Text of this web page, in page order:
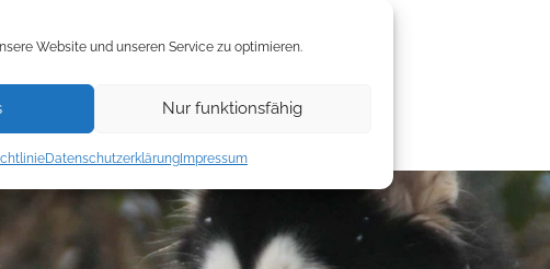
Website und unseren Service zu optimieren.
Nur funktionsfähig
DatenschutzerklärungImpressum
Freilauf Hundefreilauf